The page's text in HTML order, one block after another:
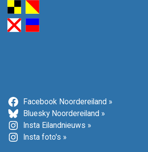
Facebook Noordereiland »
Bluesky Noordereiland »
Insta Eilandnieuws »
Insta foto's »